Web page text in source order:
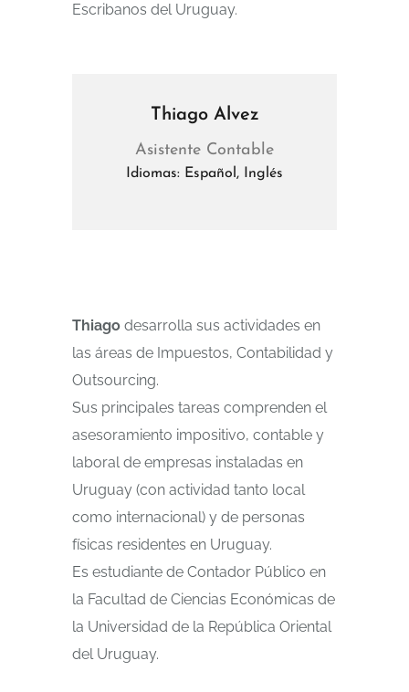
Escribanos del Uruguay.
Thiago Alvez
Asistente Contable
Idiomas: Español, Inglés
Thiago desarrolla sus actividades en
las áreas de Impuestos, Contabilidad y
Outsourcing.
Sus principales tareas comprenden el
asesoramiento impositivo, contable y
laboral de empresas instaladas en
Uruguay (con actividad tanto local
como internacional) y de personas
físicas residentes en Uruguay.
Es estudiante de Contador Público en
la Facultad de Ciencias Económicas de
la Universidad de la República Oriental
del Uruguay.